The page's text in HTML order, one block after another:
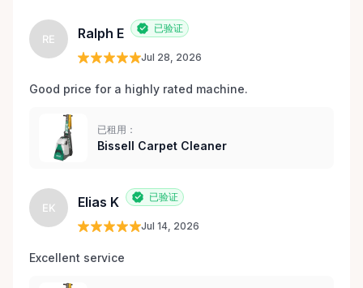
RE Ralph E 已验证
Jul 28, 2026
Good price for a highly rated machine.
已租用：
Bissell Carpet Cleaner
EK Elias K 已验证
Jul 14, 2026
Excellent service